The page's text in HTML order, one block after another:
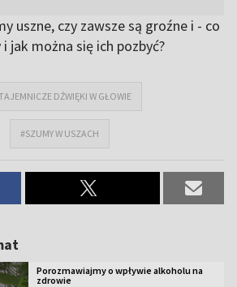
uszne, czy zawsze są groźne i - co
jak można się ich pozbyć?
DŹWIĘKI W GŁOWIE
#SZUMY W USZACH
Porozmawiajmy o wpływie alkoholu na
zdrowie